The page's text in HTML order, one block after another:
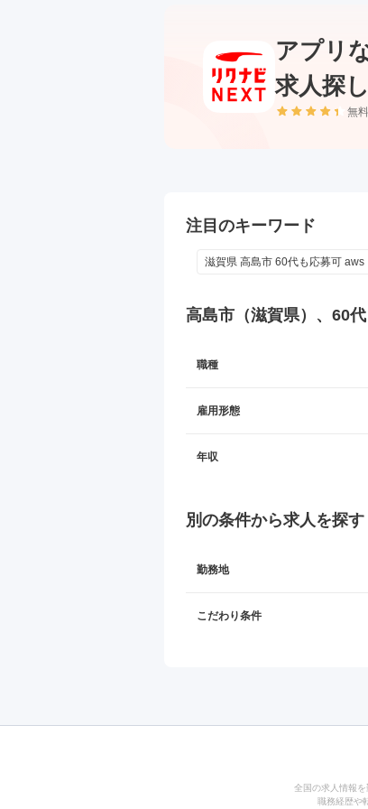
アプリ
求人探
無料
注目のキーワード
滋賀県 高島市 60代も応募可 aws
高島市（滋賀県）、60
職種
雇用形態
年収
別の条件から求人を探す
勤務地
こだわり条件
全国の求人情報
職務経歴や